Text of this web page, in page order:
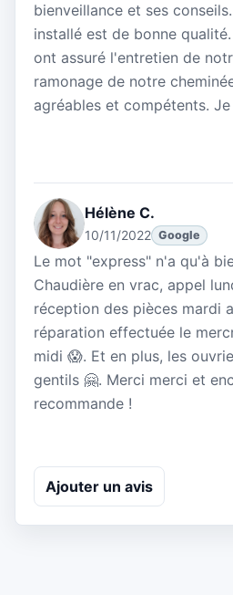
bienveillance et ses
installé est de bonne
ont assuré l'entretien de
ramonage de notre
agréables et compétents.
Hélène C.
10/11/2022 Google
Le mot "express" n'a qu'à
Chaudière en vrac, appel
réception des pièces mardi
réparation effectuée le
midi 😱. Et en plus, les
gentils 🤗. Merci merci et
recommande !
Ajouter un avis